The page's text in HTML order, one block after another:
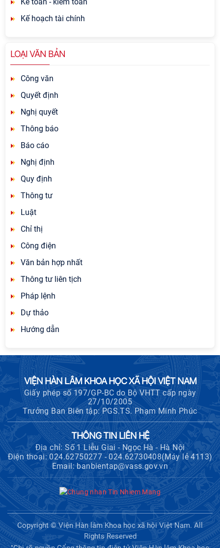
Kế hoạch tài chính
LOẠI VĂN BẢN
Công văn
Quyết định
Nghị quyết
Thông báo
Báo cáo
Nghị định
Quy định
Thông tư
Luật
Chỉ thị
Công điện
Văn bản hợp nhất
Thông tư liên tịch
Pháp lệnh
Dự thảo
Hướng dẫn
VIỆN HÀN LÂM KHOA HỌC XÃ HỘI VIỆT NAM
Giấy phép số 197/GP-BC do Bộ VHTT cấp ngày
27/10/2005
Trưởng Ban Biên tập: PGS.TS. Phạm Minh Phúc
THÔNG TIN LIÊN HỆ
Địa chỉ: Số 1 Liễu Giai - Ngọc Hà - Hà Nội
Điện thoại: 024.62750277 - 024.62730408(Máy lẻ 4113)
Email: banbientap@vass.gov.vn
Copyright © Viện Hàn lâm Khoa học xã hội Việt Nam. All
Rights Reserved